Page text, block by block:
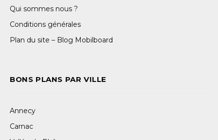
Qui sommes nous ?
Conditions générales
Plan du site – Blog Mobilboard
BONS PLANS PAR VILLE
Annecy
Carnac